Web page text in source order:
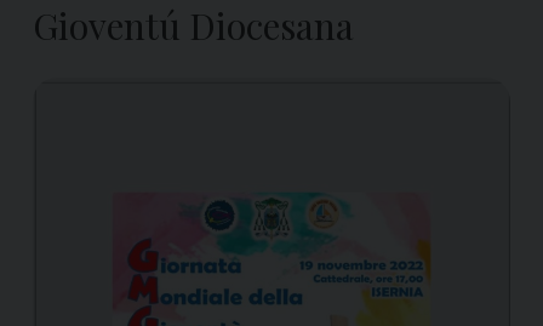
Gioventú Diocesana